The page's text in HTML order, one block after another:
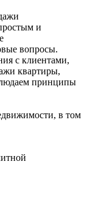
и
вопросы.
с клиентами,
квартиры,
принципы
в том